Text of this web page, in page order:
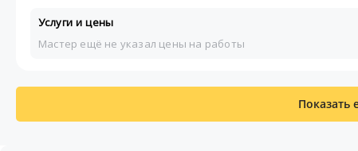
Услуги и цены
Мастер ещё не указал цены на работы
Показать